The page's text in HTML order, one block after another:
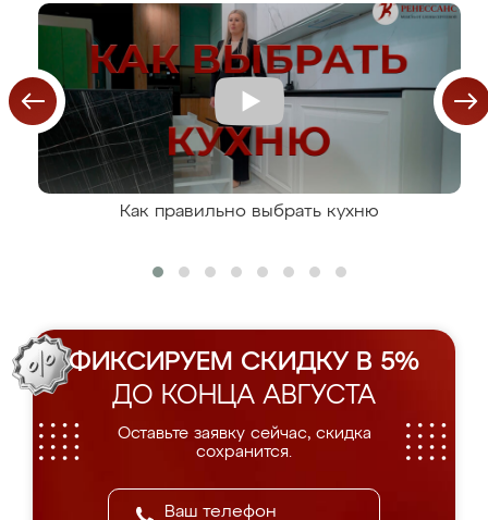
Как правильно выбрать кухню
ФИКСИРУЕМ СКИДКУ В 5%
ДО КОНЦА АВГУСТА
Оставьте заявку сейчас, скидка
сохранится.